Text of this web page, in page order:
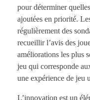
pour déterminer
ajoutées en priorité.
régulièrement des
recueillir l’avis des
améliorations les plus
jeu qui corresponde
une expérience de jeu
L’innovation est un